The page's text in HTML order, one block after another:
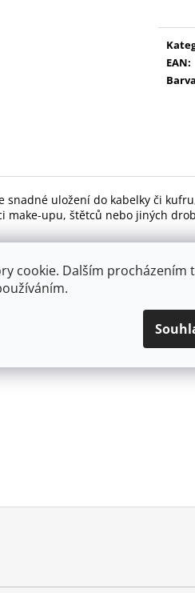
cookie. Dalším procházením
EAN:
Barva
snadné uložení do kabelky či
make-upu, štětců nebo jiných